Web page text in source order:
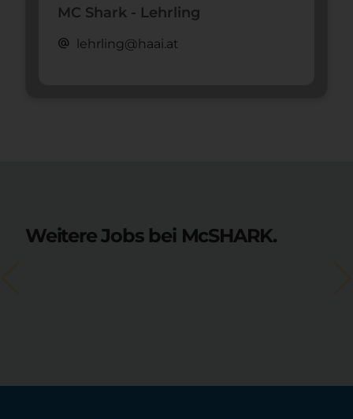
MC Shark - Lehrling
alternate_email lehrling@haai.at
Weitere Jobs bei McSHARK.